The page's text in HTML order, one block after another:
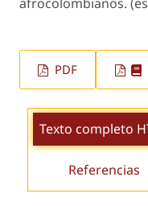
PDF
Texto completo
Referencias